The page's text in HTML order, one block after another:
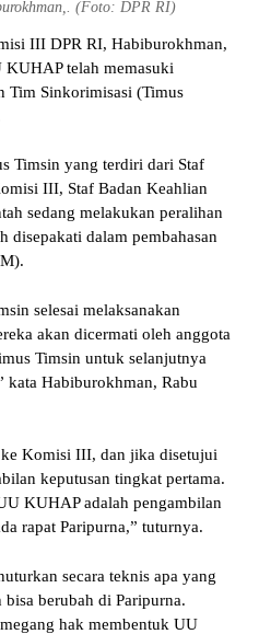
(Foto: DPR RI)
III DPR RI, Habiburokhman,
KUHAP telah memasuki
Tim Sinkorimisasi (Timus
Timsin yang terdiri dari Staf
III, Staf Badan Keahlian
sedang melakukan peralihan
disepakati dalam pembahasan
selesai melaksanakan
akan dicermati oleh anggota
Timsin untuk selanjutnya
kata Habiburokhman, Rabu
Komisi III, dan jika disetujui
keputusan tingkat pertama.
KUHAP adalah pengambilan
rapat Paripurna,” tuturnya.
secara teknis apa yang
berubah di Paripurna.
hak membentuk UU